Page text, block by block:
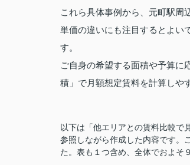
これら具体事例から、元町駅周
単価の違いにも注目するとよい
す。
ご自身の希望する面積や予算に
積」で月額想定賃料を計算しや
以下は「他エリアとの賃料比較で
参照しながら作成した内容です。
た。表も１つ含め、全体でおよそ